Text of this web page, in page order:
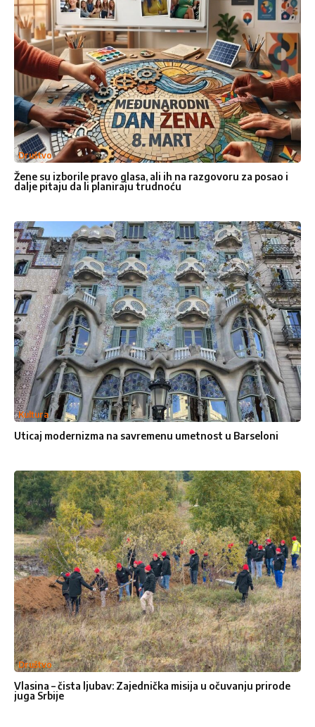
Ocenite nas
1
Star
2
Stars
3
Stars
4
Stars
5
Stars
Društvo
Žene su izborile pravo glasa, ali ih na razgovoru za posao i
dalje pitaju da li planiraju trudnoću
Kultura
Uticaj modernizma na savremenu umetnost u Barseloni
Društvo
Vlasina – čista ljubav: Zajednička misija u očuvanju prirode
juga Srbije